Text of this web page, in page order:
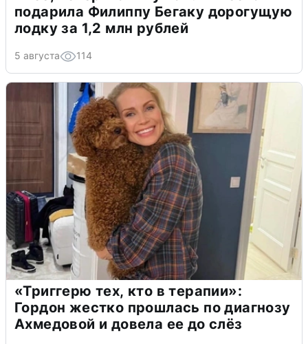
подарила Филиппу Бегаку дорогущую
лодку за 1,2 млн рублей
5 августа 114
«Триггерю тех, кто в терапии»:
Гордон жестко прошлась по диагнозу
Ахмедовой и довела ее до слёз